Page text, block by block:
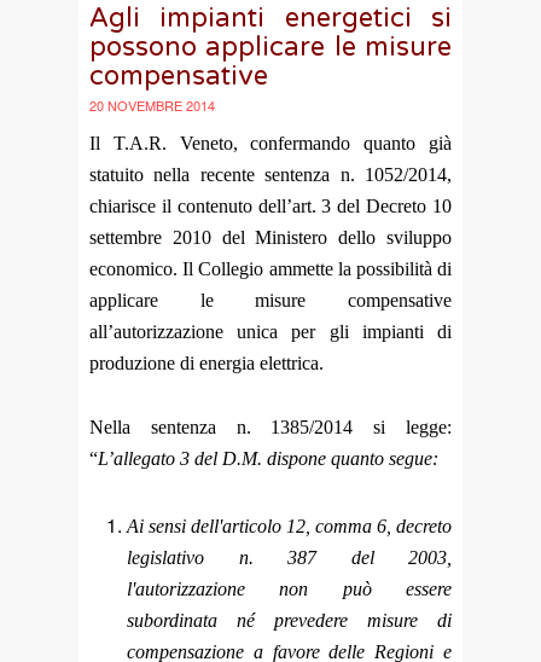
Agli impianti energetici si
possono applicare le misure
compensative
20 NOVEMBRE 2014
Il T.A.R. Veneto, confermando quanto già
statuito nella recente sentenza n. 1052/2014,
chiarisce il contenuto dell’art. 3 del Decreto 10
settembre 2010 del Ministero dello sviluppo
economico. Il Collegio ammette la possibilità di
applicare le misure compensative
all’autorizzazione unica per gli impianti di
produzione di energia elettrica.
Nella sentenza n. 1385/2014 si legge:
“L’allegato 3 del D.M. dispone quanto segue:
Ai sensi dell'articolo 12, comma 6, decreto
legislativo n. 387 del 2003,
l'autorizzazione non può essere
subordinata né prevedere misure di
compensazione a favore delle Regioni e